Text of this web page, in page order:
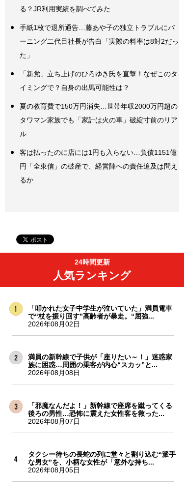
る？JR利用実績を調べてみた
手紙1枚で退所通告…藤あや子の独立トラブルにバ
ーニング二代目社長が告白「実際の料率は8対2だっ
た」
「新党」立ち上げのひろゆき氏を直撃！なぜこのタ
イミングで？自身の出馬可能性は？
夏の教育費で150万円消失…世帯年収2000万円超の
タワマン家族でも「家計は火の車」破綻寸前のリア
ル
客は払ったのに店には1円も入らない…負債1151億
円「全東信」の破産で、経営陣への責任追及は問え
るか
24時間更新
人気ランキング
「叩かれた女子中学生が泣いていた」満員電車
で“杖を振り回す”高齢者が暴走。“屈強...
2026年08月02日
満員の新幹線で子供が「座りたい～！」迷惑家
族に困惑…周囲の乗客が内心“スカッ”と...
2026年08月08日
「邪魔なんだよ！」新幹線で座席を蹴ってくる
後ろの男性…恐怖に震えた女性客を救った...
2026年08月07日
タクシー待ちの長蛇の列に堂々と割り込む“派手
な男女”を、小柄な女性が「意外な持ち...
2026年08月05日